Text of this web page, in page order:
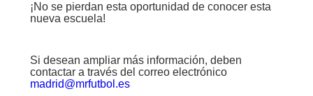
¡No se pierdan esta oportunidad de conocer esta
nueva escuela!
Si desean ampliar más información, deben
contactar a través del correo electrónico
madrid@mrfutbol.es